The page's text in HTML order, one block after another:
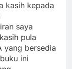
kasih kepada
saya
pula
yang bersedia
ini